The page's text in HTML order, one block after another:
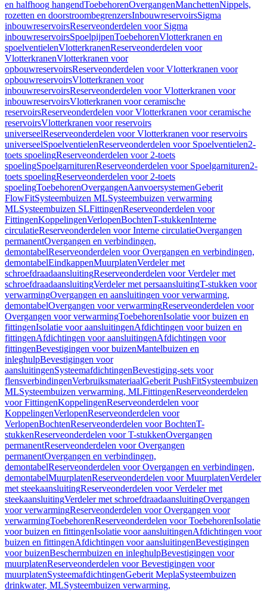
en halfhoog hangendToebehorenOvergangenManchettenNippels,
rozetten en doorstroombegrenzersInbouwreservoirsSigma
inbouwreservoirsReserveonderdelen voor Sigma
inbouwreservoirsSpoelpijpenToebehorenVlotterkranen en
spoelventielenVlotterkranenReserveonderdelen voor
VlotterkranenVlotterkranen voor
opbouwreservoirsReserveonderdelen voor Vlotterkranen voor
opbouwreservoirsVlotterkranen voor
inbouwreservoirsReserveonderdelen voor Vlotterkranen voor
inbouwreservoirsVlotterkranen voor ceramische
reservoirsReserveonderdelen voor Vlotterkranen voor ceramische
reservoirsVlotterkranen voor reservoirs
universeelReserveonderdelen voor Vlotterkranen voor reservoirs
universeelSpoelventielenReserveonderdelen voor Spoelventielen2-
toets spoelingReserveonderdelen voor 2-toets
spoelingSpoelgarniturenReserveonderdelen voor Spoelgarnituren2-
toets spoelingReserveonderdelen voor 2-toets
spoelingToebehorenOvergangenAanvoersystemenGeberit
FlowFitSysteembuizen MLSysteembuizen verwarming
MLSysteembuizen SLFittingenReserveonderdelen voor
FittingenKoppelingenVerlopenBochtenT-stukkenInterne
circulatieReserveonderdelen voor Interne circulatieOvergangen
permanentOvergangen en verbindingen,
demontabelReserveonderdelen voor Overgangen en verbindingen,
demontabelEindkappenMuurplatenVerdeler met
schroefdraadaansluitingReserveonderdelen voor Verdeler met
schroefdraadaansluitingVerdeler met persaansluitingT-stukken voor
verwarmingOvergangen en aansluitingen voor verwarming,
demontabelOvergangen voor verwarmingReserveonderdelen voor
Overgangen voor verwarmingToebehorenIsolatie voor buizen en
fittingenIsolatie voor aansluitingenAfdichtingen voor buizen en
fittingenAfdichtingen voor aansluitingenAfdichtingen voor
fittingenBevestigingen voor buizenMantelbuizen en
inleghulpBevestigingen voor
aansluitingenSysteemafdichtingenBevestiging-sets voor
flensverbindingenVerbruiksmateriaalGeberit PushFitSysteembuizen
MLSysteembuizen verwarming, MLFittingenReserveonderdelen
voor FittingenKoppelingenReserveonderdelen voor
KoppelingenVerlopenReserveonderdelen voor
VerlopenBochtenReserveonderdelen voor BochtenT-
stukkenReserveonderdelen voor T-stukkenOvergangen
permanentReserveonderdelen voor Overgangen
permanentOvergangen en verbindingen,
demontabelReserveonderdelen voor Overgangen en verbindingen,
demontabelMuurplatenReserveonderdelen voor MuurplatenVerdeler
met steekaansluitingReserveonderdelen voor Verdeler met
steekaansluitingVerdeler met schroefdraadaansluitingOvergangen
voor verwarmingReserveonderdelen voor Overgangen voor
verwarmingToebehorenReserveonderdelen voor ToebehorenIsolatie
voor buizen en fittingenIsolatie voor aansluitingenAfdichtingen voor
buizen en fittingenAfdichtingen voor aansluitingenBevestigingen
voor buizenBeschermbuizen en inleghulpBevestigingen voor
muurplatenReserveonderdelen voor Bevestigingen voor
muurplatenSysteemafdichtingenGeberit MeplaSysteembuizen
drinkwater, MLSysteembuizen verwarming,